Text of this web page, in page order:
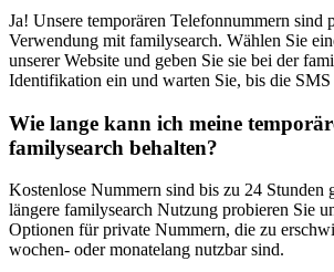
Ja! Unsere temporären Telefonnummern sind
Verwendung mit familysearch. Wählen Sie
unserer Website und geben Sie sie bei der
Identifikation ein und warten Sie, bis die SMS
Wie lange kann ich meine
familysearch behalten?
Kostenlose Nummern sind bis zu 24 Stunden
längere familysearch Nutzung probieren Sie
Optionen für private Nummern, die zu
wochen- oder monatelang nutzbar sind.